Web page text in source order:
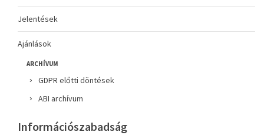
Jelentések
Ajánlások
ARCHÍVUM
GDPR előtti döntések
ABI archívum
Információszabadság